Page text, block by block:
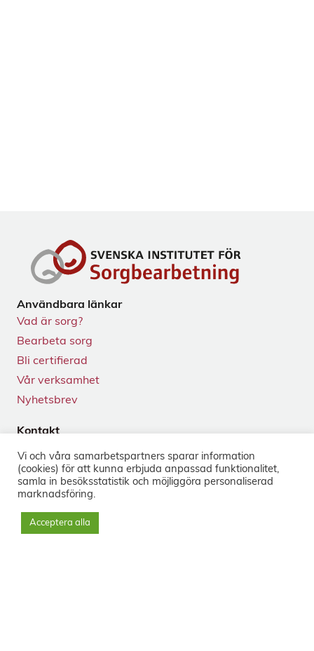
Användbara länkar
Vad är sorg?
Bearbeta sorg
Bli certifierad
Vår verksamhet
Nyhetsbrev
Kontakt
113 59 Stockholm
+46 8-33 50 40
info@sorg.se
Sociala medier
Vi och våra samarbets­partners sparar information
(cookies) för att kunna erbjuda anpassad funktionalitet,
samla in besöks­statistik och möjliggöra personaliserad
marknads­föring.
Acceptera alla